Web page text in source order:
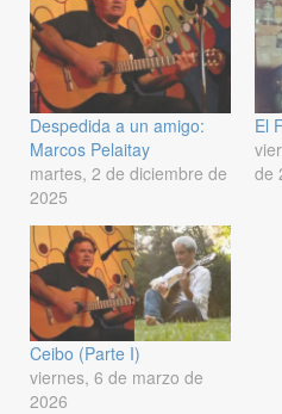
Despedida a un amigo:
Marcos Pelaitay
martes, 2 de diciembre de
2025
El
de
Ceibo (Parte I)
viernes, 6 de marzo de
2026